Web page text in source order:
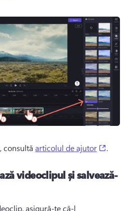
consultă articolul de ajutor .
videoclipul și salvează-
asigură-te că-l